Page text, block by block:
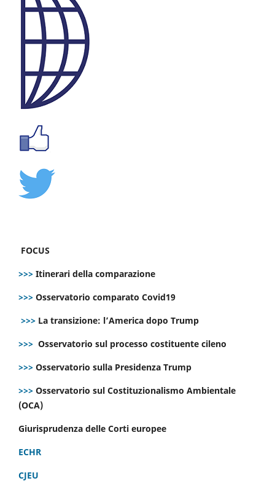
FOCUS
>>> Itinerari della comparazione
>>> Osservatorio comparato Covid19
>>> La transizione: l’America dopo Trump
>>> Osservatorio sul processo costituente cileno
>>> Osservatorio sulla Presidenza Trump
>>> Osservatorio sul Costituzionalismo Ambientale
(OCA)
Giurisprudenza delle Corti europee
ECHR
CJEU